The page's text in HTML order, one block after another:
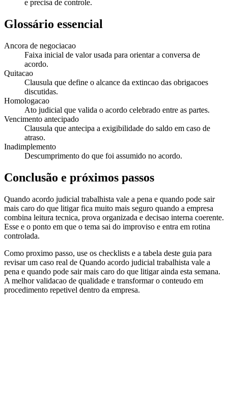
e precisa de controle.
Glossário essencial
Ancora de negociacao
Faixa inicial de valor usada para orientar a conversa de
acordo.
Quitacao
Clausula que define o alcance da extincao das obrigacoes
discutidas.
Homologacao
Ato judicial que valida o acordo celebrado entre as partes.
Vencimento antecipado
Clausula que antecipa a exigibilidade do saldo em caso de
atraso.
Inadimplemento
Descumprimento do que foi assumido no acordo.
Conclusão e próximos passos
Quando acordo judicial trabalhista vale a pena e quando pode sair
mais caro do que litigar fica muito mais seguro quando a empresa
combina leitura tecnica, prova organizada e decisao interna coerente.
Esse e o ponto em que o tema sai do improviso e entra em rotina
controlada.
Como proximo passo, use os checklists e a tabela deste guia para
revisar um caso real de Quando acordo judicial trabalhista vale a
pena e quando pode sair mais caro do que litigar ainda esta semana.
A melhor validacao de qualidade e transformar o conteudo em
procedimento repetivel dentro da empresa.